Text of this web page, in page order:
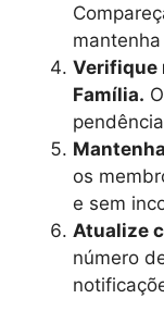
Verifique
Família.
os
e sem
Atualize
número